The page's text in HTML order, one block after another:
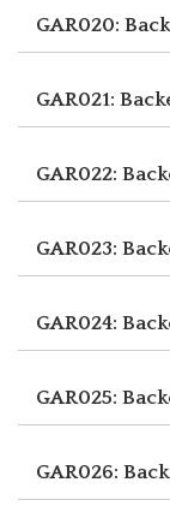
GAR020:
GAR021:
GAR022:
GAR023:
GAR024:
GAR025:
GAR026: